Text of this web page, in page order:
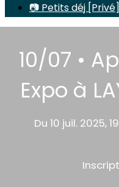
📷 Petits déj [Privé]
10/07 •
Expo à
Du 10 juil. 2025,